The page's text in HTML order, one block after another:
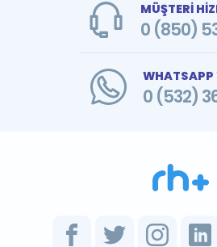
MÜŞTERİ
0 (850)
WHATSAPP
0 (532)